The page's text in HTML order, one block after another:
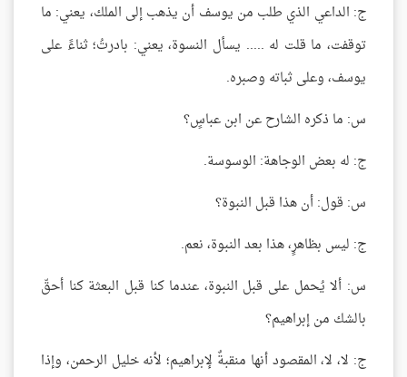
ج: الداعي الذي طلب من يوسف أن يذهب إلى الملك، يعني: ما
توقفت، ما قلت له ..... يسأل النسوة، يعني: بادرتُ؛ ثناءً على
يوسف، وعلى ثباته وصبره.
س: ما ذكره الشارح عن ابن عباسٍ؟
ج: له بعض الوجاهة: الوسوسة.
س: قول: أن هذا قبل النبوة؟
ج: ليس بظاهرٍ، هذا بعد النبوة، نعم.
س: ألا يُحمل على قبل النبوة، عندما كنا قبل البعثة كنا أحقّ
بالشك من إبراهيم؟
ج: لا، لا، المقصود أنها منقبةٌ لإبراهيم؛ لأنه خليل الرحمن، وإذا